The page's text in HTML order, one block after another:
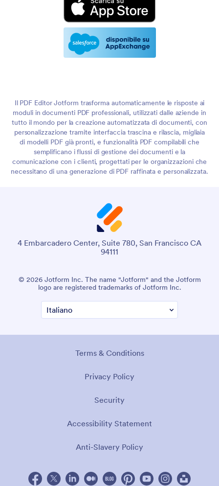
Il PDF Editor Jotform trasforma automaticamente le risposte ai
moduli in documenti PDF professionali, utilizzati dalle aziende in
tutto il mondo per la creazione automatizzata di documenti, con
personalizzazione tramite interfaccia trascina e rilascia, migliaia
di modelli PDF già pronti, e funzionalità PDF compilabili che
semplificano i flussi di gestione dei documenti e la
comunicazione con i clienti, progettati per le organizzazioni che
necessitano di una generazione di PDF raffinata e personalizzata.
4 Embarcadero Center, Suite 780, San Francisco CA
94111
© 2026 Jotform Inc. The name "Jotform" and the Jotform
logo are registered trademarks of Jotform Inc.
Terms & Conditions
Privacy Policy
Security
Accessibility Statement
Anti-Slavery Policy